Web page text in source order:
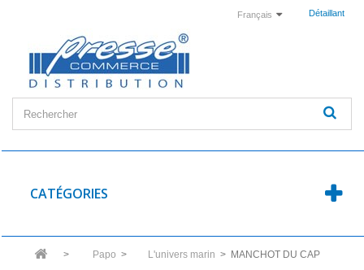
Détaillant
Français
CATÉGORIES
> Papo > L'univers marin > MANCHOT DU CAP